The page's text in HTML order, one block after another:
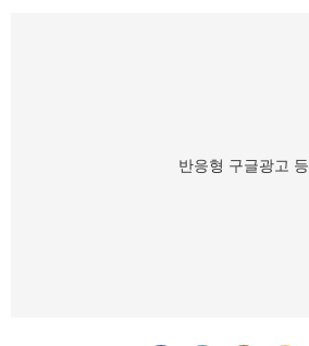
반응형 구글광고 등